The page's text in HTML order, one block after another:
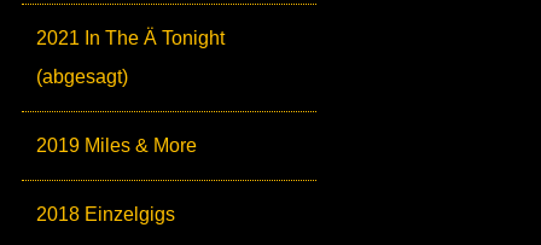
2021 In The Ä Tonight
(abgesagt)
2019 Miles & More
2018 Einzelgigs